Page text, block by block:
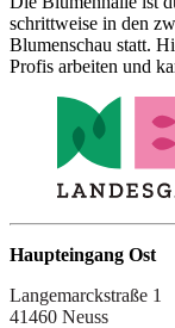
schrittweise in den
Blumenschau statt.
Profis arbeiten und
Haupteingang Ost
Langemarckstraße 1
41460 Neuss